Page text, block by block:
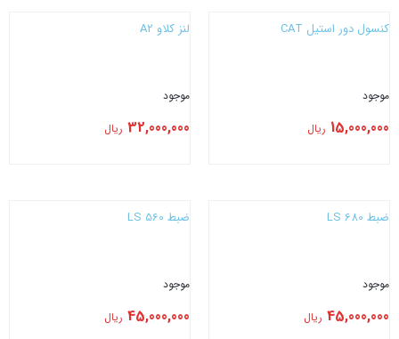
کنسول دور استیل CAT
موجود
15,000,000 ریال
لنز کلاو A2
موجود
32,000,000 ریال
ضبط LS 680
موجود
45,000,000 ریال
ضبط LS 560
موجود
45,000,000 ریال